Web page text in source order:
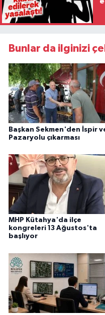
Bunlar da ilginizi
Başkan Sekmen'den İspir
Pazaryolu çıkarması
MHP Kütahya'da ilçe
kongreleri 13 Ağustos'ta
başlıyor